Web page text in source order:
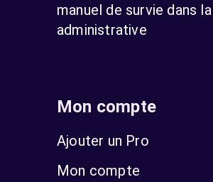
manuel de survie dans
administrative
Mon compte
Ajouter un Pro
Mon compte